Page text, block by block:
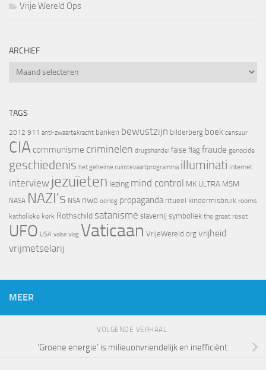
Vrije Wereld Ops
ARCHIEF
Archief
TAGS
2012 911 anti-zwaartekracht banken bewustzijn bilderberg boek censuur
CIA communisme criminelen drugshandel false flag fraude genocide
geschiedenis het geheime ruimtevaartprogramma illuminati internet
interview jezuïeten lezing mind control MK ULTRA MSM
NASA NAZI's NSA nwo oorlog propaganda ritueel kindermisbruik rooms
katholieke kerk Rothschild satanisme slavernij symboliek the great reset
UFO USA valse vlag Vaticaan VrijeWereld.org vrijheid
vrijmetselarij
MEER
VOLGENDE VERHAAL
‘Groene energie’ is milieuonvriendelijk en inefficiënt.